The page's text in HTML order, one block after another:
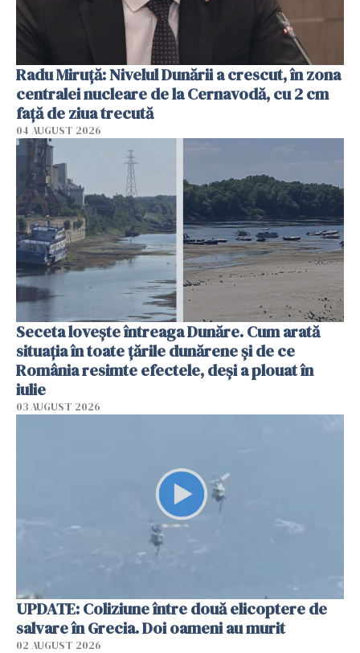
Radu Miruţă: Nivelul Dunării a crescut, în zona
centralei nucleare de la Cernavodă, cu 2 cm
faţă de ziua trecută
04 AUGUST 2026
Seceta lovește întreaga Dunăre. Cum arată
situația în toate țările dunărene și de ce
România resimte efectele, deși a plouat în
iulie
03 AUGUST 2026
UPDATE: Coliziune între două elicoptere de
salvare în Grecia. Doi oameni au murit
02 AUGUST 2026